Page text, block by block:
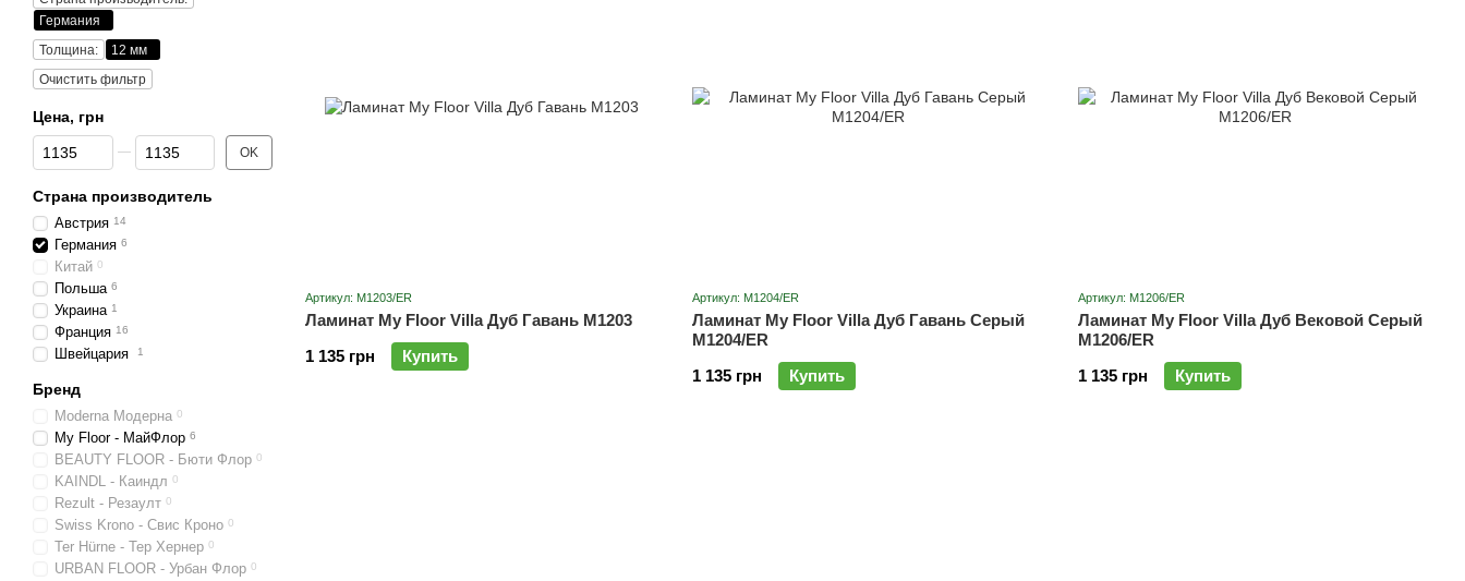
Артикул: M1203/ER
Ламинат My Floor Villa Дуб Гавань M1203
1 135 грн
Купить
Артикул: M1204/ER
Ламинат My Floor Villa Дуб Гавань Серый
M1204/ER
1 135 грн
Купить
Артикул: M1206/ER
Ламинат My Floor Villa Дуб Вековой Серый
M1206/ER
1 135 грн
Купить
Германия
Толщина:
12 мм
Очистить фильтр
Цена, грн
От Цена, грн
До Цена, грн OK
Страна производитель
Австрия 14
Германия 6
Китай 0
Польша 6
Украина 1
Франция 16
Швейцария 1
Бренд
Moderna Модерна 0
My Floor - МайФлор 6
BEAUTY FLOOR - Бюти Флор 0
KAINDL - Каиндл 0
Rezult - Резаулт 0
Swiss Krono - Свис Кроно 0
Ter Hürne - Тер Хернер 0
URBAN FLOOR - Урбан Флор 0